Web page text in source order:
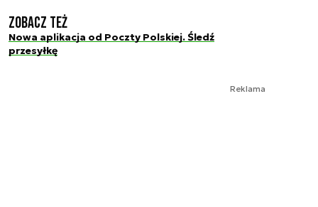
Zobacz też
Nowa aplikacja od Poczty Polskiej. Śledź
przesyłkę
Reklama